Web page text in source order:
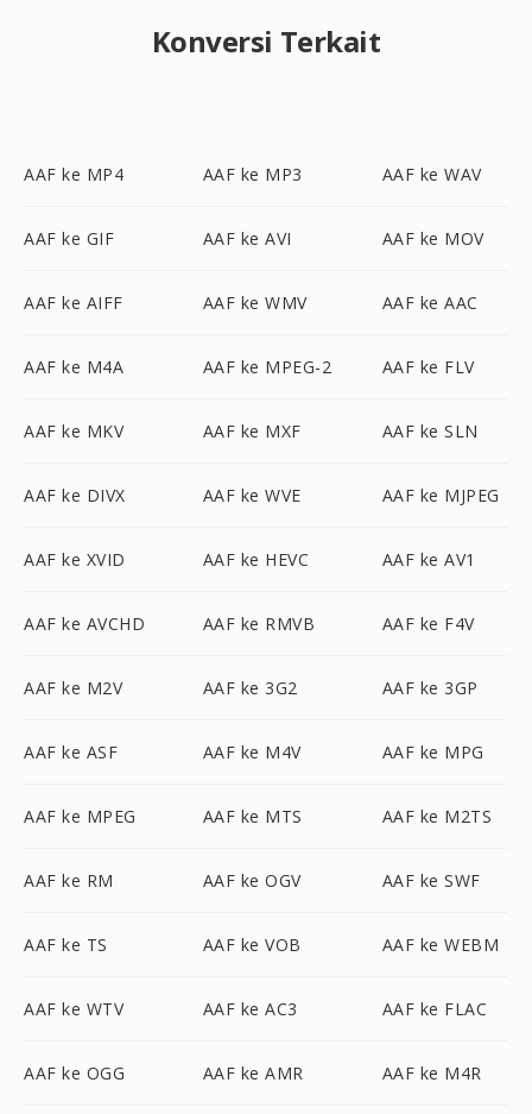
Konversi Terkait
AAF ke MP4 AAF ke MP3 AAF ke WAV
AAF ke GIF AAF ke AVI AAF ke MOV
AAF ke AIFF AAF ke WMV AAF ke AAC
AAF ke M4A AAF ke MPEG-2 AAF ke FLV
AAF ke MKV AAF ke MXF AAF ke SLN
AAF ke DIVX AAF ke WVE AAF ke MJPEG
AAF ke XVID AAF ke HEVC AAF ke AV1
AAF ke AVCHD AAF ke RMVB AAF ke F4V
AAF ke M2V AAF ke 3G2 AAF ke 3GP
AAF ke ASF AAF ke M4V AAF ke MPG
AAF ke MPEG AAF ke MTS AAF ke M2TS
AAF ke RM AAF ke OGV AAF ke SWF
AAF ke TS AAF ke VOB AAF ke WEBM
AAF ke WTV AAF ke AC3 AAF ke FLAC
AAF ke OGG AAF ke AMR AAF ke M4R